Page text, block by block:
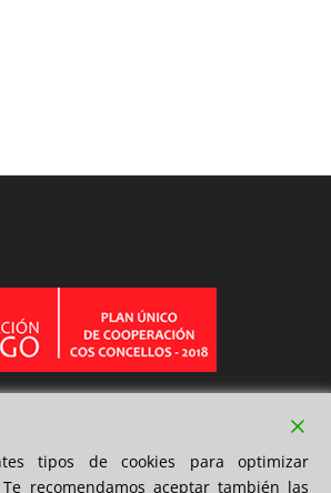
tipos de cookies para optimizar
recomendamos aceptar también las